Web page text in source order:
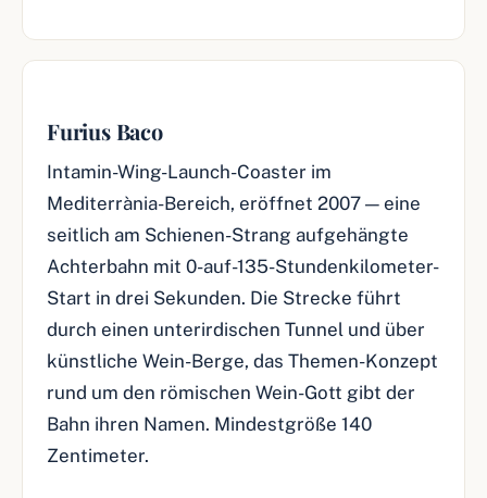
Furius Baco
Intamin-Wing-Launch-Coaster im
Mediterrània-Bereich, eröffnet 2007 — eine
seitlich am Schienen-Strang aufgehängte
Achterbahn mit 0-auf-135-Stundenkilometer-
Start in drei Sekunden. Die Strecke führt
durch einen unterirdischen Tunnel und über
künstliche Wein-Berge, das Themen-Konzept
rund um den römischen Wein-Gott gibt der
Bahn ihren Namen. Mindestgröße 140
Zentimeter.